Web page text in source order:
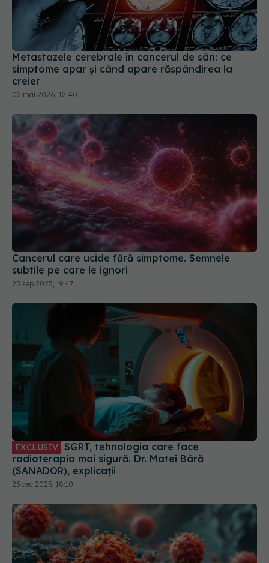
Metastazele cerebrale în cancerul de sân: ce
simptome apar și când apare răspândirea la
creier
02 mai 2026, 12:40
Cancerul care ucide fără simptome. Semnele
subtile pe care le ignori
25 sep 2025, 19:47
EXCLUSIV
radioterapia mai sigură. Dr. Matei Bâră
(SANADOR), explicații
23 dec 2025, 18:10